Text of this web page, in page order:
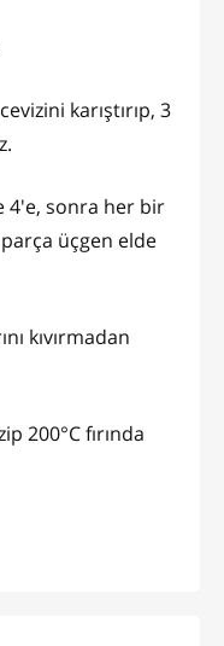
karıştırıp, 3
4'e, sonra her bir
üçgen elde
kıvırmadan
200°C fırında